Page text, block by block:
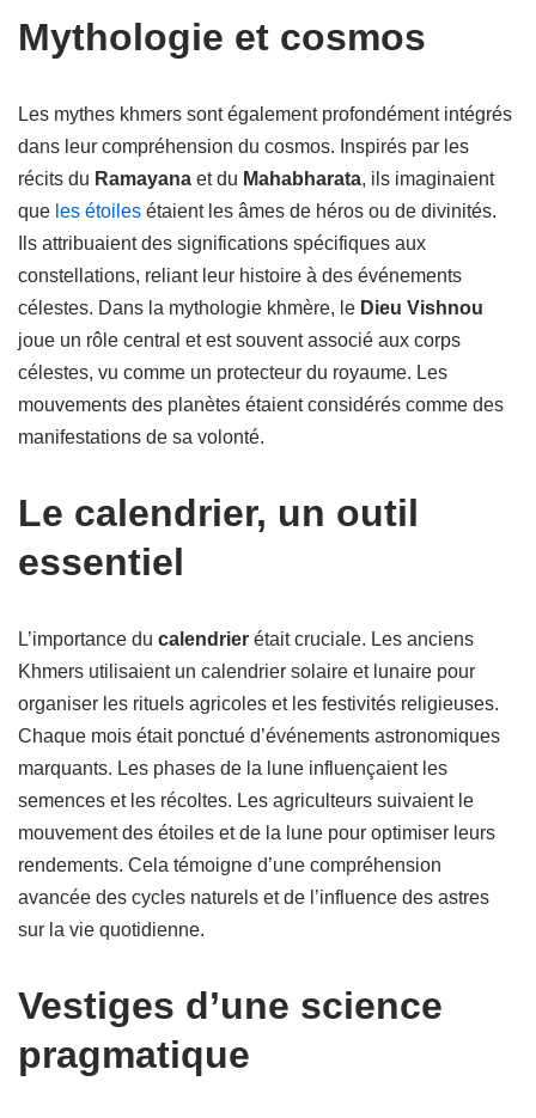
Mythologie et cosmos
Les mythes khmers sont également profondément intégrés
dans leur compréhension du cosmos. Inspirés par les
récits du Ramayana et du Mahabharata, ils imaginaient
que les étoiles étaient les âmes de héros ou de divinités.
Ils attribuaient des significations spécifiques aux
constellations, reliant leur histoire à des événements
célestes. Dans la mythologie khmère, le Dieu Vishnou
joue un rôle central et est souvent associé aux corps
célestes, vu comme un protecteur du royaume. Les
mouvements des planètes étaient considérés comme des
manifestations de sa volonté.
Le calendrier, un outil
essentiel
L’importance du calendrier était cruciale. Les anciens
Khmers utilisaient un calendrier solaire et lunaire pour
organiser les rituels agricoles et les festivités religieuses.
Chaque mois était ponctué d’événements astronomiques
marquants. Les phases de la lune influençaient les
semences et les récoltes. Les agriculteurs suivaient le
mouvement des étoiles et de la lune pour optimiser leurs
rendements. Cela témoigne d’une compréhension
avancée des cycles naturels et de l’influence des astres
sur la vie quotidienne.
Vestiges d’une science
pragmatique